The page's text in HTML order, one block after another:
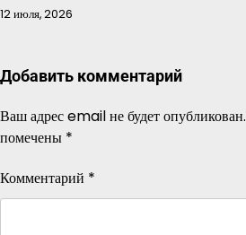
12 июля, 2026
Добавить комментарий
Ваш адрес email не будет опубликован.
помечены *
Комментарий *